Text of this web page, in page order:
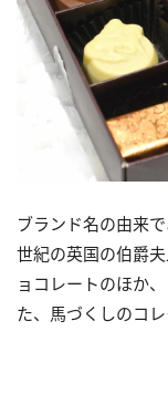
ブランド名の由来
世紀の英国の伯爵
ョコレートのほか
た、馬づくしのコレ